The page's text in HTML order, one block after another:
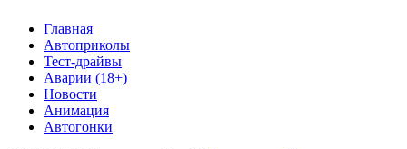
Главная
Автоприколы
Тест-драйвы
Аварии (18+)
Новости
Анимация
Автогонки